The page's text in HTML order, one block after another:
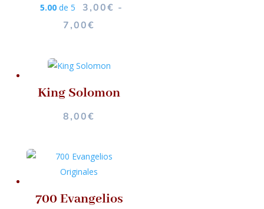
5.00de 5 3,00€ -
7,00€
DESDE
King Solomon
8,00€
700 Evangelios